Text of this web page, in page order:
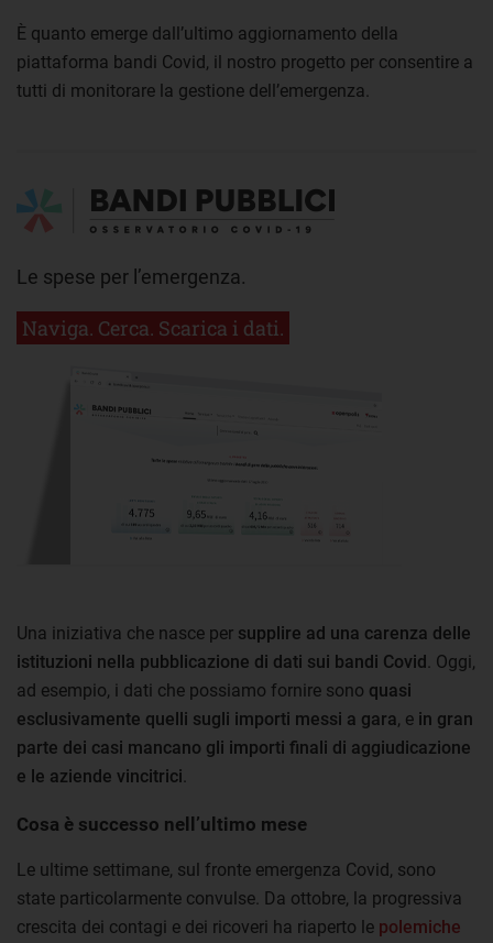
È quanto emerge dall’ultimo aggiornamento della
piattaforma bandi Covid, il nostro progetto per consentire a
tutti di monitorare la gestione dell’emergenza.
Le spese per l’emergenza.
Naviga. Cerca. Scarica i dati.
Una iniziativa che nasce per supplire ad una carenza delle
istituzioni nella pubblicazione di dati sui bandi Covid . Oggi,
ad esempio, i dati che possiamo fornire sono quasi
esclusivamente quelli sugli importi messi a gara, e in gran
parte dei casi mancano gli importi finali di aggiudicazione
e le aziende vincitrici
Cosa è successo nell’ultimo mese
Le ultime settimane, sul fronte emergenza Covid, sono
state particolarmente convulse. Da ottobre, la progressiva
crescita dei contagi e dei ricoveri ha riaperto le polemiche